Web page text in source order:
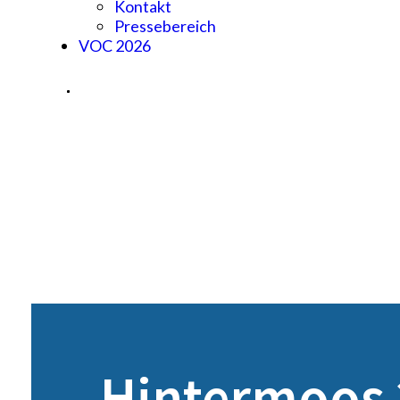
Kontakt
Pressebereich
VOC 2026